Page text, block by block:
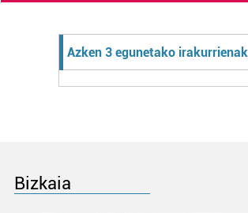
Azken 3 egunetako irakurrienak
Bizkaia